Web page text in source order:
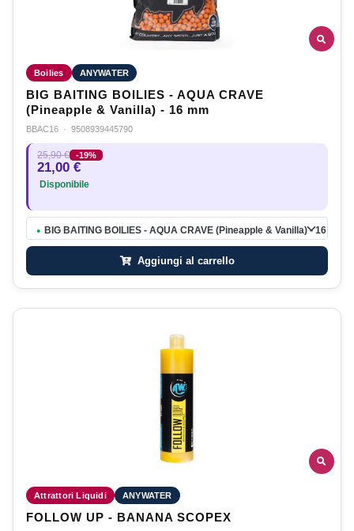
Boilies ANYWATER
BIG BAITING BOILIES - AQUA CRAVE
(Pineapple & Vanilla) - 16 mm
BBAC16 · 9508939445790
25,90 € -19%
21,00 €
Disponibile
● BIG BAITING BOILIES - AQUA CRAVE (Pineapple & Vanilla) - 16 mm
Aggiungi al carrello
Attrattori Liquidi ANYWATER
FOLLOW UP - BANANA SCOPEX